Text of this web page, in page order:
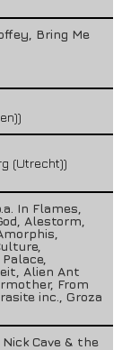
Bring Me
(Utrecht))
In Flames,
Alestorm,
Alien Ant
From
inc., Groza
Cave & the